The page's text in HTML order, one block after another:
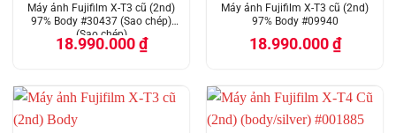
Máy ảnh Fujifilm X-T3 cũ (2nd)
97% Body #30437 (Sao chép)
(Sao chép)
18.990.000₫
Máy ảnh Fujifilm X-T3 cũ (2nd)
97% Body #09940
18.990.000₫